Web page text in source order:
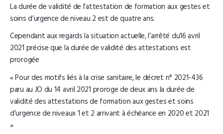
La durée de validité de l’attestation de formation aux gestes et
soins d’urgence de niveau 2 est de quatre ans.
Cependant aux regards la situation actuelle, l’arrêté du16 avril
2021 précise que la durée de validité des attestations est
prorogée
« Pour des motifs liés à la crise sanitaire, le décret n° 2021-436
paru au JO du 14 avril 2021 proroge de deux ans la durée de
validité des attestations de formation aux gestes et soins
d’urgence de niveaux 1 et 2 arrivant à échéance en 2020 et 2021
»